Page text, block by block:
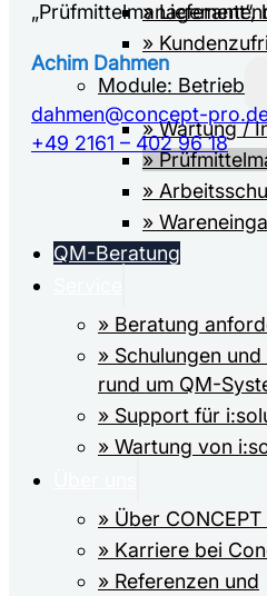
»
»
Module: Betrieb
» Wartung /
»
»
»
QM-Beratung
» Beratung
» Schulungen
rund um QM-
» Support für
» Wartung von
» Über CONCEPT
» Karriere bei
» Referenzen und
Achim Dahmen
dahmen@concept-
+49 2161 – 402 96 18